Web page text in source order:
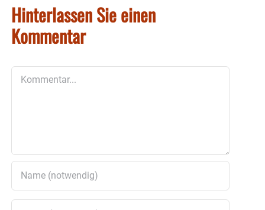
Hinterlassen Sie einen
Kommentar